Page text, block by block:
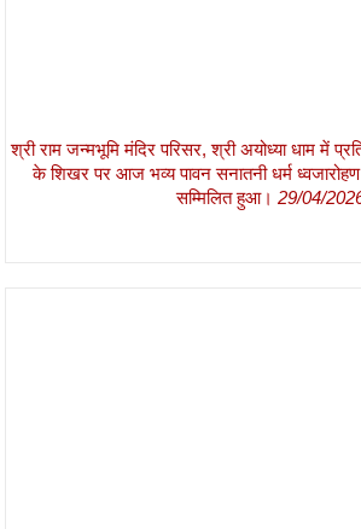
श्री राम जन्मभूमि मंदिर परिसर, श्री अयोध्या धाम में
के शिखर पर आज भव्य पावन सनातनी धर्म
सम्मिलित हुआ। 29/04/